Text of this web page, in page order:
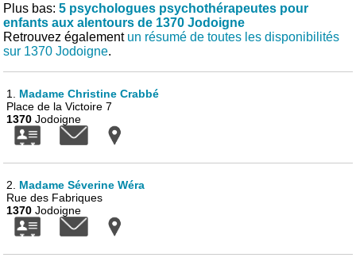
Plus bas:5 psychologues psychothérapeutes pour
enfants aux alentours de 1370 Jodoigne
Retrouvez également un résumé de toutes les disponibilités
sur 1370 Jodoigne.
1. Madame Christine Crabbé
Place de la Victoire 7
1370 Jodoigne
2. Madame Séverine Wéra
Rue des Fabriques
1370 Jodoigne